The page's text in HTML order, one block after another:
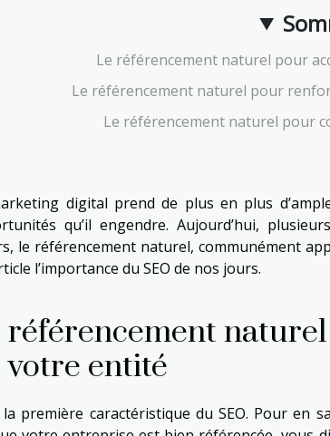
Le référencement naturel pour
Le référencement naturel pour
Le référencement naturel pour
digital prend de plus en plus
qu’il engendre. Aujourd’hui,
le référencement naturel, communément
l’importance du SEO de nos jours.
référencement
votre entité
la première caractéristique du SEO. Pour en